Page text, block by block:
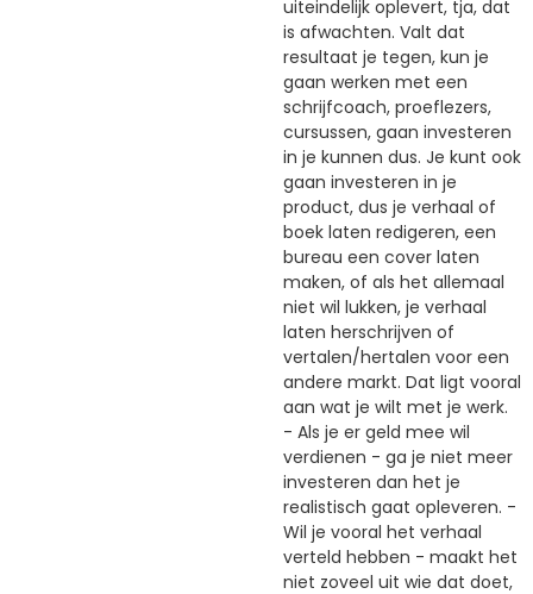
uiteindelijk oplevert, tja, dat
is afwachten. Valt dat
resultaat je tegen, kun je
gaan werken met een
schrijfcoach, proeflezers,
cursussen, gaan investeren
in je kunnen dus. Je kunt ook
gaan investeren in je
product, dus je verhaal of
boek laten redigeren, een
bureau een cover laten
maken, of als het allemaal
niet wil lukken, je verhaal
laten herschrijven of
vertalen/hertalen voor een
andere markt. Dat ligt vooral
aan wat je wilt met je werk.
- Als je er geld mee wil
verdienen - ga je niet meer
investeren dan het je
realistisch gaat opleveren. -
Wil je vooral het verhaal
verteld hebben - maakt het
niet zoveel uit wie dat doet,